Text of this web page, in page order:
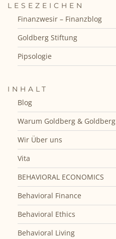
LESEZEICHEN
Finanzwesir – Finanzblog
Goldberg Stiftung
Pipsologie
INHALT
Blog
Warum Goldberg & Goldberg
Wir Über uns
Vita
BEHAVIORAL ECONOMICS
Behavioral Finance
Behavioral Ethics
Behavioral Living